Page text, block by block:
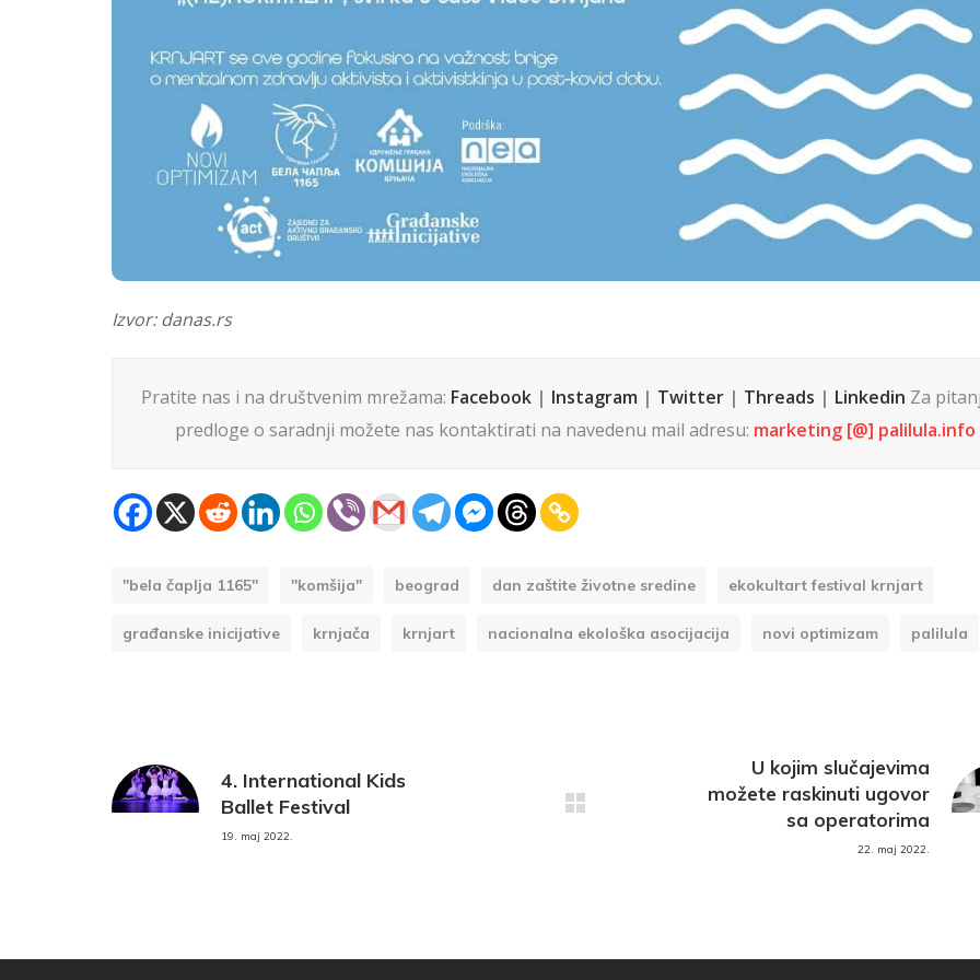
Izvor: danas.rs
Pratite nas i na društvenim mrežama: Facebook| Instagram | Twitter| Threads | Linkedin Za
predloge o saradnji možete nas kontaktirati na navedenu mail adresu: marketing [@] palilula.info
"bela čaplja 1165" "komšija" beograd dan zaštite životne sredine ekokultart festival krnjart
građanske inicijative krnjača krnjart nacionalna ekološka asocijacija novi optimizam palilula
4. International Kids
Ballet Festival
19. maj 2022.
U kojim slučajevima
možete raskinuti ugovor
sa operatorima
22. maj 2022.